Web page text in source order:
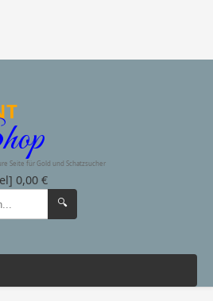
Seite für Gold und Schatzsucher
0,00 €
🔍